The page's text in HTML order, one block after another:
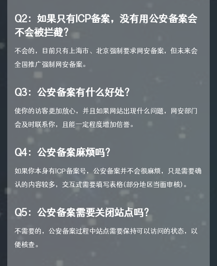
Q2：如果只有ICP备案，没有用公安备案会
不会被拦截？
不会的，目前只有上海市、北京强制要求网安备案，但未来会
全国推广强制网安备案。
Q3：公安备案有什么好处？
使你的访客更加放心，并且如果网站出现什么问题，网安部门
会及时联系你，且能一定程度增加信誉。
Q4：公安备案麻烦吗？
如果你本身有ICP备案号，公安备案并不会很麻烦，只是需要确
认的内容较多，交互式需要填写表格(部分地区当面审核)。
Q5：公安备案需要关闭站点吗？
不需要的，公安备案过程中站点需要保持可以访问的状态，以
便核查。